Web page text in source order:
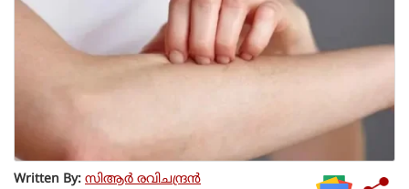
Written By: സിആര്‍ രവിചന്ദ്രന്‍